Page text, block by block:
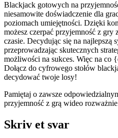
Blackjack gotowych na
niesamowite doświadczenie dla
poziomach umiejętności. Dzięki
możesz czerpać przyjemność z
czasie. Decydując się na najlepszą
przeprowadzając skutecznych
możliwości na sukces. Więc na co
Dołącz do cyfrowego stołów
decydować twoje losy!
Pamiętaj o zawsze
przyjemność z grą wideo
Skriv et svar